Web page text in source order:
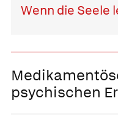
Wenn die Seele
psychischen